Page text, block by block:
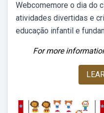
Webcomemore o dia do
atividades divertidas e
educação infantil e
For more